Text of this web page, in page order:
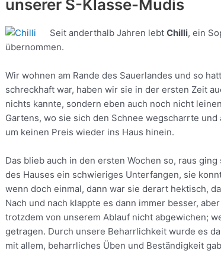
unserer S-Klasse-Mudis
Seit anderthalb Jahren lebt Chilli, ein
übernommen.
Wir wohnen am Rande des Sauerlandes und so
schreckhaft war, haben wir sie in der ersten Zeit
nichts kannte, sondern eben auch noch nicht
Gartens, wo sie sich den Schnee wegscharrte
um keinen Preis wieder ins Haus hinein.
Das blieb auch in den ersten Wochen so, raus
des Hauses ein schwieriges Unterfangen, sie
wenn doch einmal, dann war sie derart hektisch,
Nach und nach klappte es dann immer besser,
trotzdem von unserem Ablauf nicht abgewichen;
getragen. Durch unsere Beharrlichkeit wurde es
mit allem, beharrliches Üben und Beständigkeit